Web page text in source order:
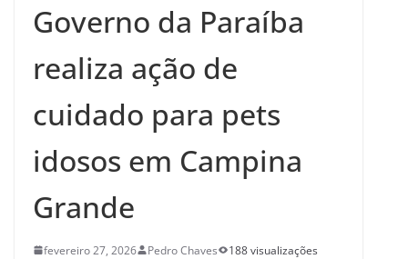
Governo da Paraíba
realiza ação de
cuidado para pets
idosos em Campina
Grande
fevereiro 27, 2026 Pedro Chaves
188 visualizações